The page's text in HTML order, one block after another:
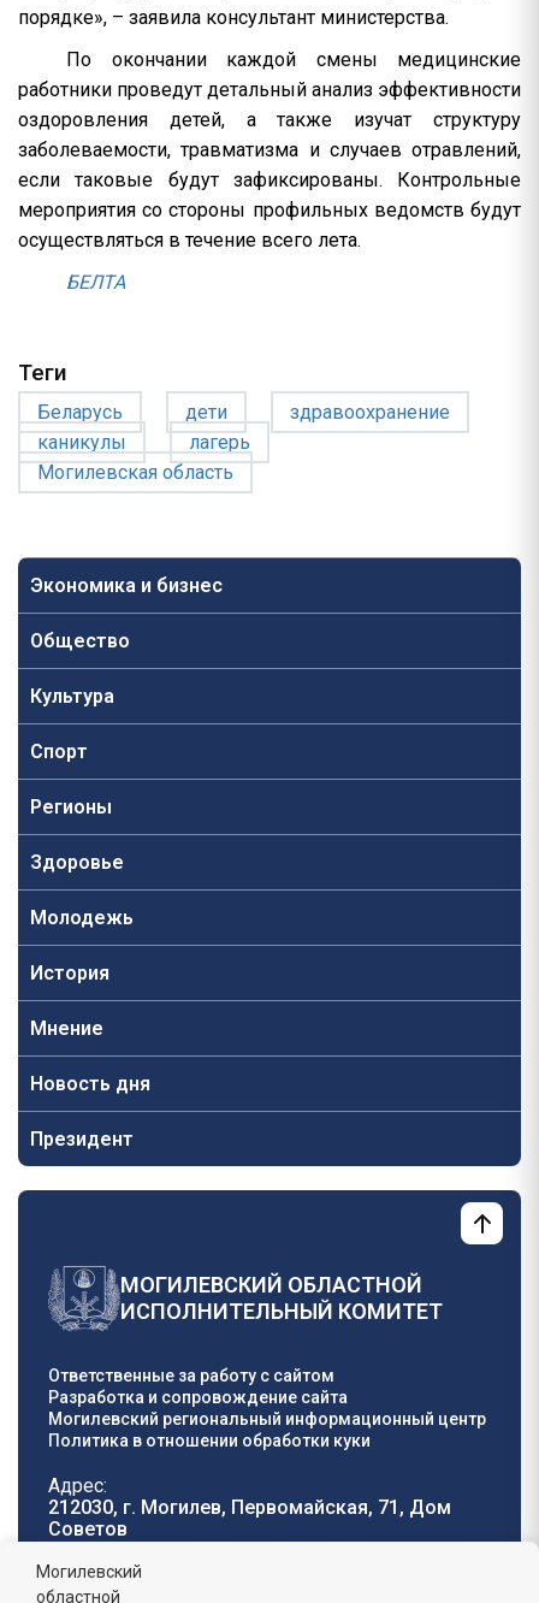
Экономика и бизнес
Общество
Культура
Спорт
Регионы
Здоровье
Молодежь
История
Мнение
Новость дня
Президент
порядке», – заявила консультант министерства.
По окончании каждой смены медицинские
работники проведут детальный анализ эффективности
оздоровления детей, а также изучат структуру
заболеваемости, травматизма и случаев отравлений,
если таковые будут зафиксированы. Контрольные
мероприятия со стороны профильных ведомств будут
осуществляться в течение всего лета.
БЕЛТА
Теги
Беларусь дети
здравоохранение
каникулы
лагерь
Могилевская область
МОГИЛЕВСКИЙ ОБЛАСТНОЙ
ИСПОЛНИТЕЛЬНЫЙ КОМИТЕТ
Ответственные за работу с сайтом
Разработка и сопровождение сайта
Могилевский региональный информационный центр
Политика в отношении обработки куки
Адрес:
212030, г. Могилев, Первомайская, 71, Дом
Cоветов
Телефон горячей
линии:
Могилевский
областной